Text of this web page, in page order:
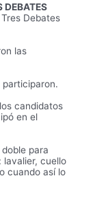
DEBATES
Debates
las
participaron.
candidatos
en el
para
lavalier, cuello
cuando así lo